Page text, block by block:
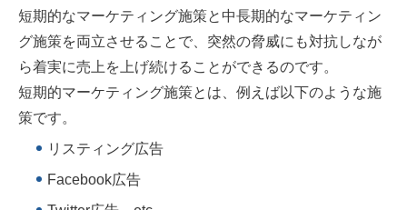
短期的なマーケティング施策と中長期的なマーケティン
グ施策を両立させることで、突然の脅威にも対抗しなが
ら着実に売上を上げ続けることができるのです。
短期的マーケティング施策とは、例えば以下のような施
策です。
リスティング広告
Facebook広告